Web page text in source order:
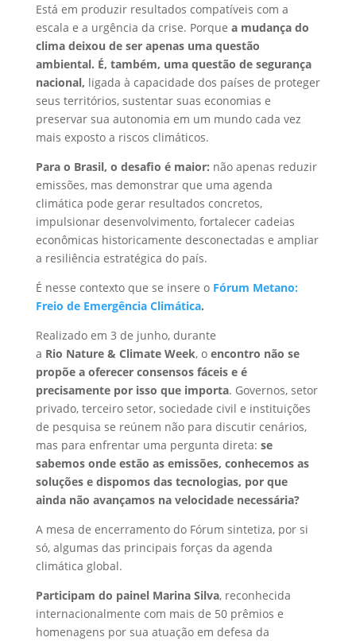
Está em produzir resultados compatíveis com a
escala e a urgência da crise. Porque a mudança do
clima deixou de ser apenas uma questão
ambiental. É, também, uma questão de segurança
nacional, ligada à capacidade dos países de proteger
seus territórios, sustentar suas economias e
preservar sua autonomia em um mundo cada vez
mais exposto a riscos climáticos.
Para o Brasil, o desafio é maior: não apenas reduzir
emissões, mas demonstrar que uma agenda
climática pode gerar resultados concretos,
impulsionar desenvolvimento, fortalecer cadeias
econômicas historicamente desconectadas e ampliar
a resiliência estratégica do país.
É nesse contexto que se insere o Fórum Metano:
Freio de Emergência Climática.
Realizado em 3 de junho, durante
a Rio Nature & Climate Week, oencontro não se
propõe a oferecer consensos fáceis e é
precisamente por isso que importa. Governos, setor
privado, terceiro setor, sociedade civil e instituições
de pesquisa se reúnem não para discutir cenários,
mas para enfrentar uma pergunta direta: se
sabemos onde estão as emissões, conhecemos as
soluções e dispomos das tecnologias, por que
ainda não avançamos na velocidade necessária?
A mesa de encerramento do Fórum sintetiza, por si
só, algumas das principais forças da agenda
climática global.
Participam do painel Marina Silva, reconhecida
internacionalmente com mais de 50 prêmios e
homenagens por sua atuação em defesa da